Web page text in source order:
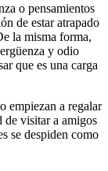
o pensamientos
de estar atrapado
la misma forma,
y odio
que es una carga
empiezan a regalar
de visitar a amigos
se despiden como